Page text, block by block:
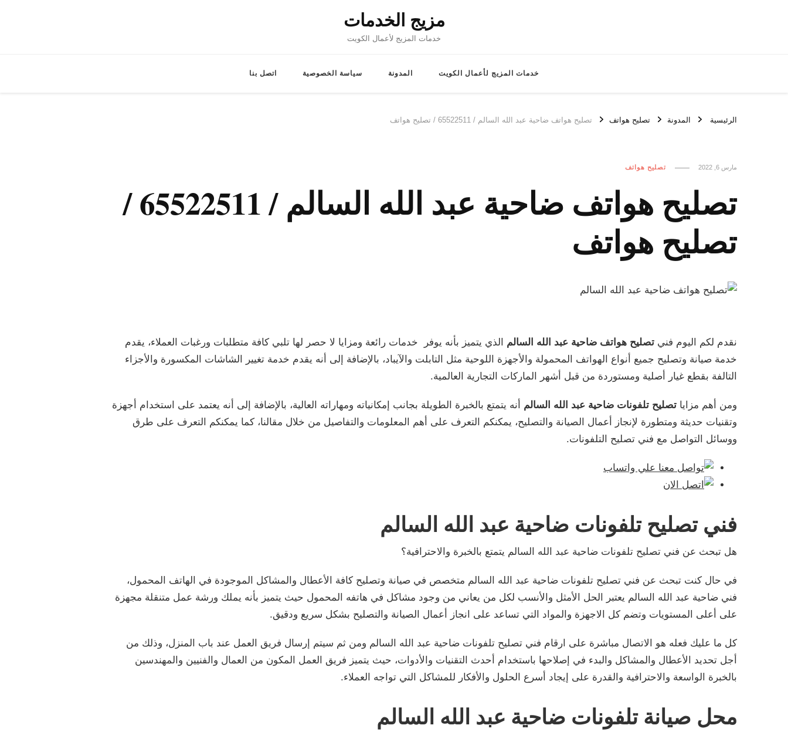
مزيج الخدمات
خدمات المزيج لأعمال الكويت
خدمات المزيج لأعمال الكويت المدونة سياسة الخصوصية اتصل بنا
الرئيسية المدونة تصليح هواتف تصليح هواتف ضاحية عبد الله السالم / 65522511 / تصليح هواتف
مارس 6, 2022 تصليح هواتف
تصليح هواتف ضاحية عبد الله السالم / 65522511 /
تصليح هواتف
نقدم لكم اليوم فني تصليح هواتف ضاحية عبد الله السالم الذي يتميز بأنه يوفر خدمات رائعة ومزايا لا حصر لها تلبي كافة متطلبات ورغبات العملاء، يقدم
خدمة صيانة وتصليح جميع أنواع الهواتف المحمولة والأجهزة اللوحية مثل التابلت والآيباد، بالإضافة إلى أنه يقدم خدمة تغيير الشاشات المكسورة والأجزاء
التالفة بقطع غيار أصلية ومستوردة من قبل أشهر الماركات التجارية العالمية.
ومن أهم مزايا تصليح تلفونات ضاحية عبد الله السالم أنه يتمتع بالخبرة الطويلة بجانب إمكانياته ومهاراته العالية، بالإضافة إلى أنه يعتمد على استخدام أجهزة
وتقنيات حديثة ومتطورة لإنجاز أعمال الصيانة والتصليح، يمكنكم التعرف على أهم المعلومات والتفاصيل من خلال مقالنا، كما يمكنكم التعرف على طرق
ووسائل التواصل مع فني تصليح التلفونات.
فني تصليح تلفونات ضاحية عبد الله السالم
هل تبحث عن فني تصليح تلفونات ضاحية عبد الله السالم يتمتع بالخبرة والاحترافية؟
في حال كنت تبحث عن فني تصليح تلفونات ضاحية عبد الله السالم متخصص في صيانة وتصليح كافة الأعطال والمشاكل الموجودة في الهاتف المحمول،
فني ضاحية عبد الله السالم يعتبر الحل الأمثل والأنسب لكل من يعاني من وجود مشاكل في هاتفه المحمول حيث يتميز بأنه يملك ورشة عمل متنقلة مجهزة
على أعلى المستويات وتضم كل الاجهزة والمواد التي تساعد على انجاز أعمال الصيانة والتصليح بشكل سريع ودقيق.
كل ما عليك فعله هو الاتصال مباشرة على ارقام فني تصليح تلفونات ضاحية عبد الله السالم ومن ثم سيتم إرسال فريق العمل عند باب المنزل، وذلك من
أجل تحديد الأعطال والمشاكل والبدء في إصلاحها باستخدام أحدث التقنيات والأدوات، حيث يتميز فريق العمل المكون من العمال والفنيين والمهندسين
بالخبرة الواسعة والاحترافية والقدرة على إيجاد أسرع الحلول والأفكار للمشاكل التي تواجه العملاء.
محل صيانة تلفونات ضاحية عبد الله السالم